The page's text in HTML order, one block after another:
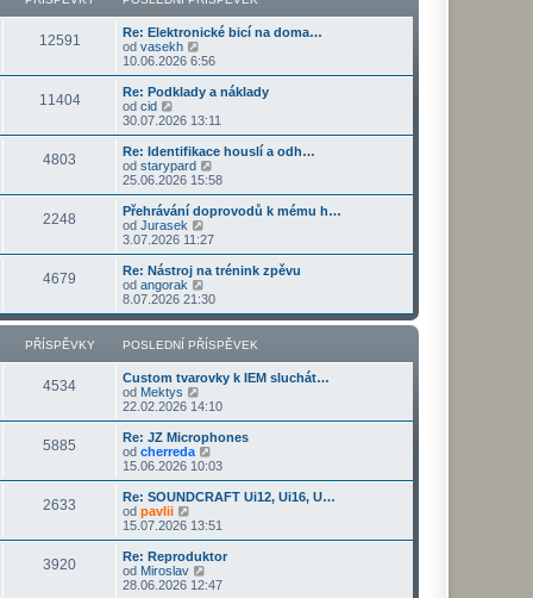
í
s
v
e
d
n
í
p
ř
í
s
ě
v
e
k
o
s
l
d
n
í
ř
í
s
p
ě
v
e
k
t
o
s
l
d
n
í
ř
í
s
ě
v
e
12591
Re: Elektronické bicí na doma…
od vasekh
o
b
r
a
z
p
o
s
e
d
n
í
p
ř
í
s
ě
v
e
10.06.2026 6:56
11404
Re: Podklady a náklady
od cid
o
b
r
a
z
t
p
o
s
e
d
n
í
ř
í
s
p
ě
v
e
k
30.07.2026 13:11
4803
Re: Identifikace houslí a odh…
od starypard
o
b
r
z
t
p
o
s
l
d
n
í
ř
í
s
ě
v
e
25.06.2026 15:58
2248
Přehrávání doprovodů k mému h…
od Jurasek
o
b
r
z
t
p
o
s
l
d
n
í
p
ř
í
s
ě
v
e
3.07.2026 11:27
4679
Re: Nástroj na trénink zpěvu
od angorak
o
b
r
a
t
o
s
l
e
d
n
í
ř
í
s
ě
8.07.2026 21:30
PŘÍSPĚVKY POSLEDNÍ PŘÍSPĚVEK
4534
Custom tvarovky k IEM sluchát…
od Mektys
o
b
r
a
z
t
p
o
s
e
d
n
22.02.2026 14:10
5885
Re: JZ Microphones
od cherreda
o
b
r
z
t
p
o
s
15.06.2026 10:03
2633
Re: SOUNDCRAFT Ui12, Ui16, U…
od pavlii
o
b
r
a
z
15.07.2026 13:51
3920
Re: Reproduktor
od Miroslav
o
28.06.2026 12:47